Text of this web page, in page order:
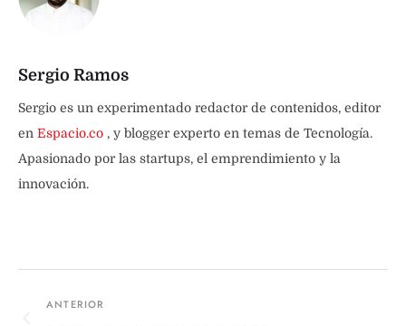
Sergio Ramos
Sergio es un experimentado redactor de contenidos, editor
en Espacio.co , y blogger experto en temas de Tecnología.
Apasionado por las startups, el emprendimiento y la
innovación.